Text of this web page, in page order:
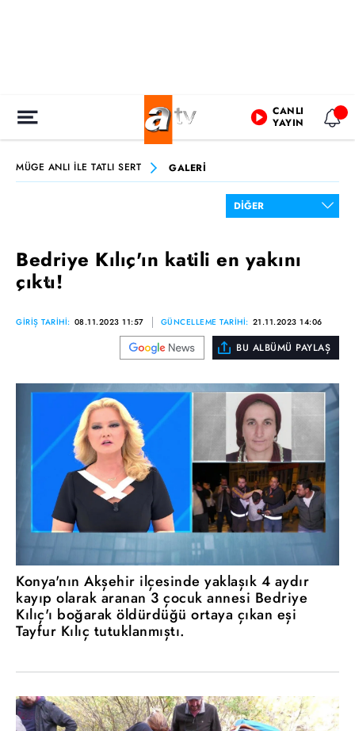
CANLI
YAYIN
MÜGE ANLI İLE TATLI SERT GALERİ
Bedriye Kılıç'ın katili en yakını
çıktı!
GİRİŞ TARİHİ: 08.11.2023 11:57 GÜNCELLEME TARİHİ: 21.11.2023 14:06
BU ALBÜMÜ PAYLAŞ
Konya'nın Akşehir ilçesinde yaklaşık 4 aydır
kayıp olarak aranan 3 çocuk annesi Bedriye
Kılıç'ı boğarak öldürdüğü ortaya çıkan eşi
Tayfur Kılıç tutuklanmıştı.